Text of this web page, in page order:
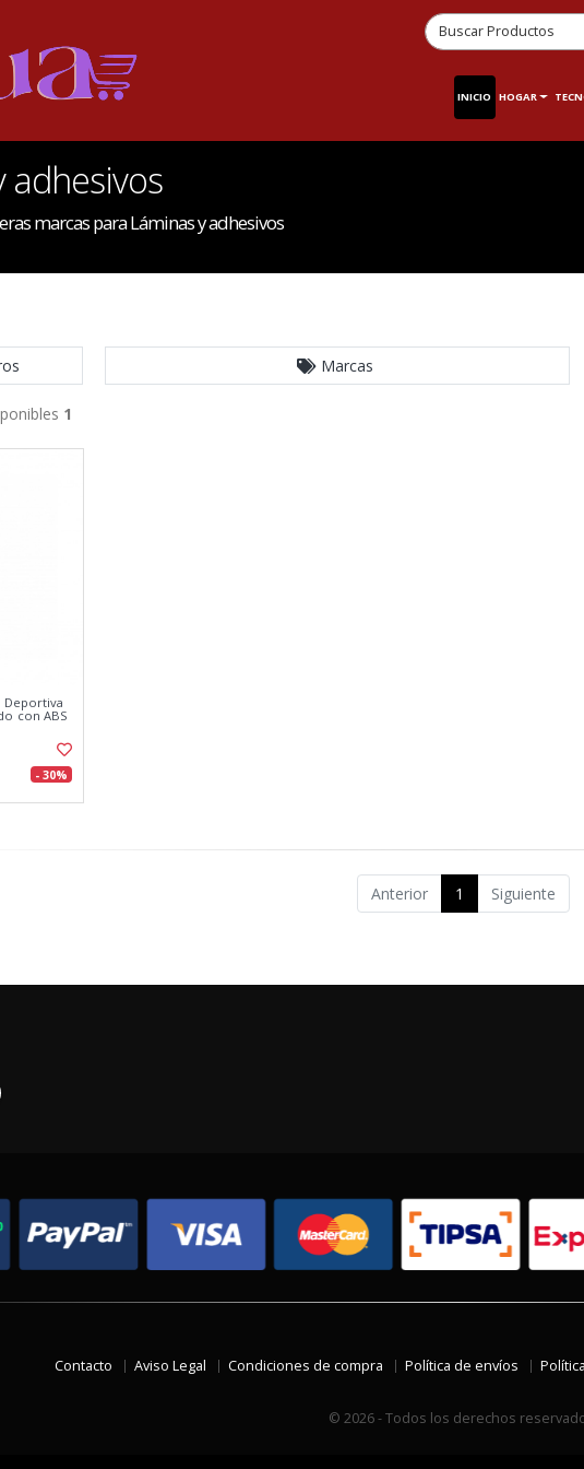
INICIO HOGAR
adhesivos
marcas para Láminas y adhesivos
Marcas
1
Deportiva
con ABS
- 30%
Anterior 1 Siguiente
Contacto Aviso Legal Condiciones de compra Política de envíos
© 2026 - Todos los derechos